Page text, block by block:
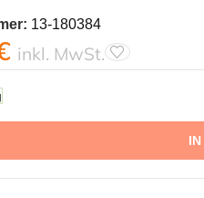
13-180384
inkl. MwSt.